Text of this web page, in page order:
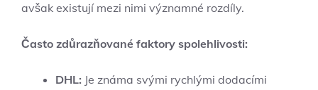
avšak existují mezi nimi významné rozdíly.
Často zdůrazňované faktory spolehlivosti:
DHL: Je známa svými rychlými dodacími